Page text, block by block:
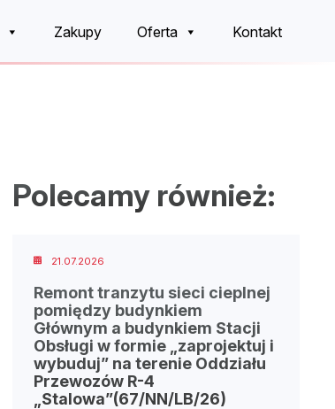
Zakupy Oferta Kontakt
Polecamy również:
21.07.2026
Remont tranzytu sieci cieplnej
pomiędzy budynkiem
Głównym a budynkiem Stacji
Obsługi w formie „zaprojektuj i
wybuduj” na terenie Oddziału
Przewozów R-4
„Stalowa”(67/NN/LB/26)